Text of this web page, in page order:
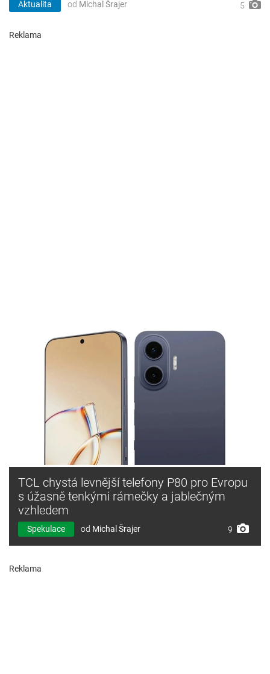
Aktualita od Michal Šrajer 5
Reklama
TCL chystá levnější telefony P80 pro Evropu
s úžasně tenkými rámečky a jablečným
vzhledem
Spekulace od Michal Šrajer 9
Reklama